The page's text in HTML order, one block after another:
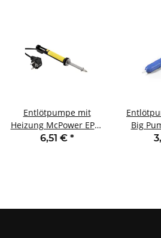
Entlötpumpe mit
Heizung McPower EPH-
40 230V 40W 1,25m
6,51 € *
Big